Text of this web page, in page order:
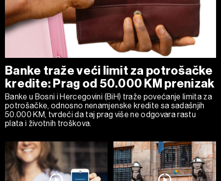
Banke traže veći limit za potrošačke
kredite: Prag od 50.000 KM prenizak
Banke u Bosni i Hercegovini (BiH) traže povećanje limita za
potrošačke, odnosno nenamjenske kredite sa sadašnjih
50.000 KM, tvrdeći da taj prag više ne odgovara rastu
plata i životnih troškova.